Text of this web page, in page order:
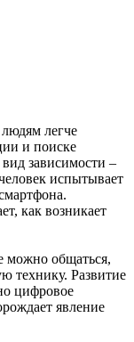
легче
и поиске
зависимости –
испытывает
как возникает
можно общаться,
технику. Развитие
цифровое
явление